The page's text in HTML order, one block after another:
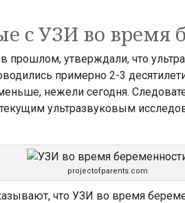
с УЗИ во время
прошлом, утверждали, что
примерно 2-3
нежели сегодня.
ультразвуковым
projectofparents.com
что УЗИ во время